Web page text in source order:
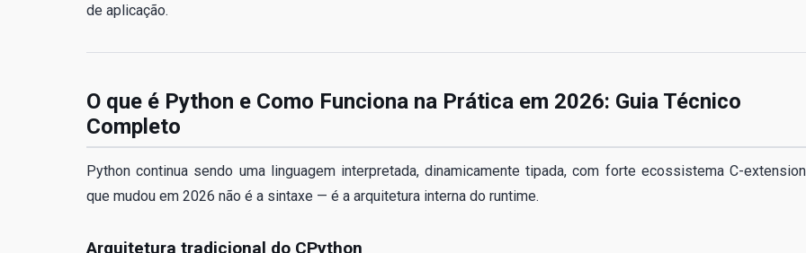
de aplicação.
O que é Python e Como Funciona na Prática em 2026: Guia Técnico
Completo
Python continua sendo uma linguagem interpretada, dinamicamente tipada, com forte ecossistema C-
que mudou em 2026 não é a sintaxe — é a arquitetura interna do runtime.
Arquitetura tradicional do CPython